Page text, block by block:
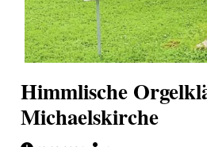
Himmlische
Michaelskirche